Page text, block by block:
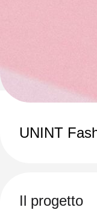
UNINT
Il progetto